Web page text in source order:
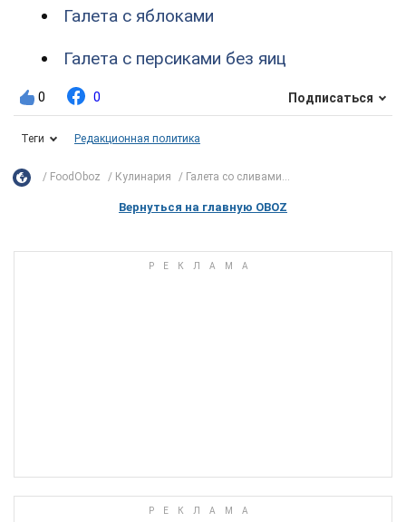
Галета с яблоками
Галета с персиками без яиц
0 0 Подписаться
Теги Редакционная политика
FoodOboz Кулинария Галета со сливами...
Вернуться на главную OBOZ